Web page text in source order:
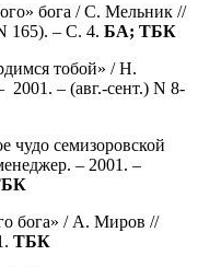
бога / С. Мельник //
165). – С. 4. БА; ТБК
тобой» / Н.
– (авг.-сент.) N 8-
чудо семизоровской
– 2001. –
бога» / А. Миров //
ТБК